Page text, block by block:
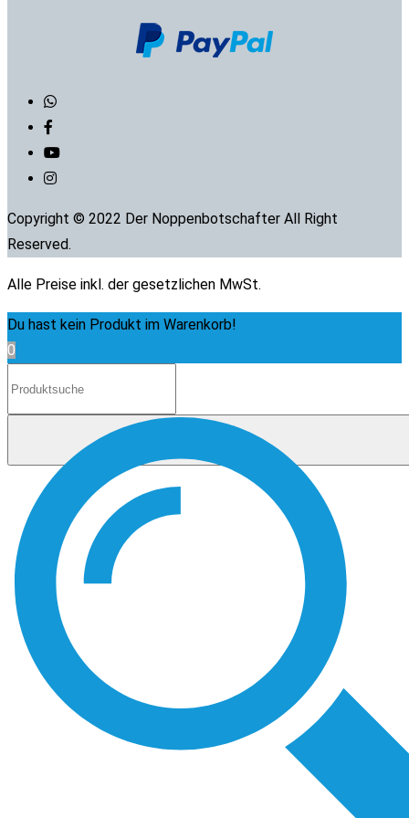
Copyright © 2022 Der Noppenbotschafter All Right
Reserved.
Alle Preise inkl. der gesetzlichen MwSt.
Du hast kein Produkt im Warenkorb!
0